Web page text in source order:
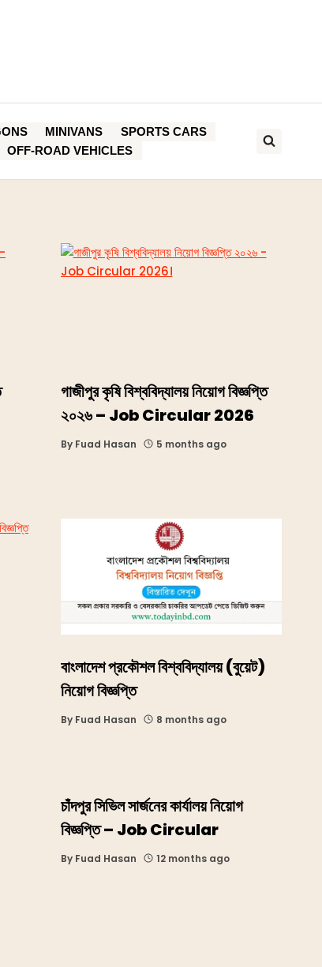
MINIVANS
SPORTS CARS
OFF-ROAD VEHICLES
গাজীপুর কৃষি বিশ্ববিদ্যালয় নিয়োগ বিজ্ঞপ্তি
২০২৬ – Job Circular 2026
By Fuad Hasan 5 months ago
বাংলাদেশ প্রকৌশল বিশ্ববিদ্যালয় (বুয়েট)
নিয়োগ বিজ্ঞপ্তি
By Fuad Hasan 8 months ago
চাঁদপুর সিভিল সার্জনের কার্যালয় নিয়োগ
বিজ্ঞপ্তি – Job Circular
By Fuad Hasan 12 months ago